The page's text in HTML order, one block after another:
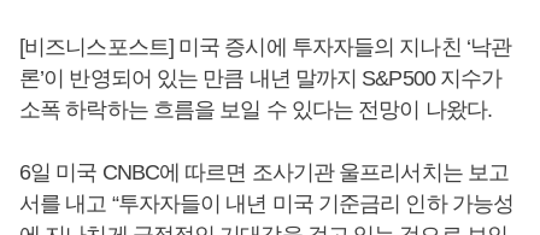
[비즈니스포스트] 미국 증시에 투자자들의 지나친 ‘낙관
론’이 반영되어 있는 만큼 내년 말까지 S&P500 지수가
소폭 하락하는 흐름을 보일 수 있다는 전망이 나왔다.
6일 미국 CNBC에 따르면 조사기관 울프리서치는 보고
서를 내고 “투자자들이 내년 미국 기준금리 인하 가능성